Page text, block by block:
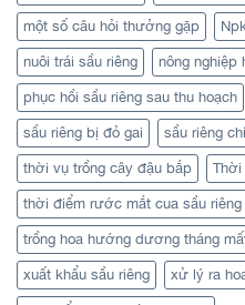
một số câu hỏi thưởng gặp
nuôi trái sầu riêng nông nghiệp
phục hồi sầu riêng sau thu hoạch
sầu riêng bị đỏ gai sầu riêng
thời vụ trồng cây đậu bắp Thời
thời điểm rước mắt cua sầu riêng
trồng hoa hướng dương tháng
xuất khẩu sầu riêng xử lý ra